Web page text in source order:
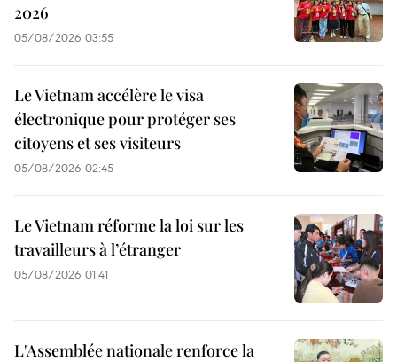
2026
05/08/2026 03:55
Le Vietnam accélère le visa
électronique pour protéger ses
citoyens et ses visiteurs
05/08/2026 02:45
Le Vietnam réforme la loi sur les
travailleurs à l’étranger
05/08/2026 01:41
L'Assemblée nationale renforce la